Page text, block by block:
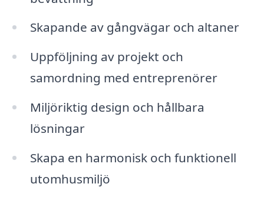
Skapande av gångvägar och altaner
Uppföljning av projekt och
samordning med entreprenörer
Miljöriktig design och hållbara
lösningar
Skapa en harmonisk och funktionell
utomhusmiljö